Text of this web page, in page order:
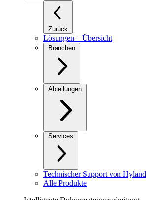
Zurück
Lösungen – Übersicht
Branchen
Abteilungen
Services
Technischer Support von Hyland
Alle Produkte